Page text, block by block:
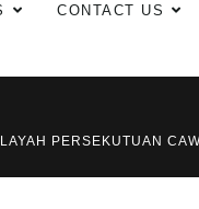
CONTACT US
PERSEKUTUAN